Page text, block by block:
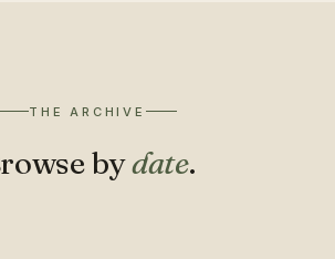
THE ARCHIVE
bydate.